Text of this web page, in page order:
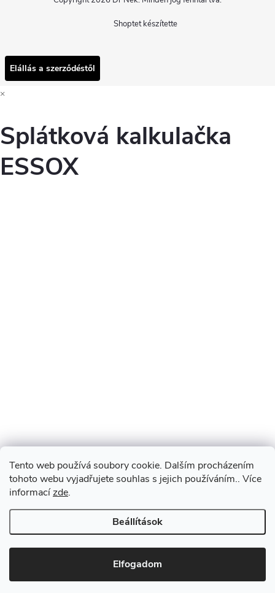
Tento web používá soubory cookie. Dalším procházením
tohoto webu vyjadřujete souhlas s jejich používáním.. Více
informacízde.
Beállítások
Elfogadom
Shoptet készítette
Elállás a szerződéstől
×
Splátková kalkulačka
ESSOX